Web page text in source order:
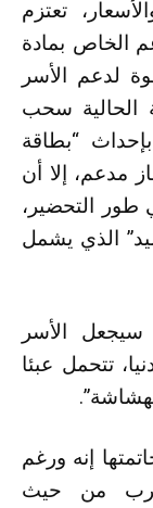
تعتزم
الخاص بمادة
لدعم الأسر
الحالية سحب
“بطاقة
مدعم، إلا أن
طور التحضير،
الذي يشمل
الأسر
تتحمل عبئا
إنه ورغم
من حيث